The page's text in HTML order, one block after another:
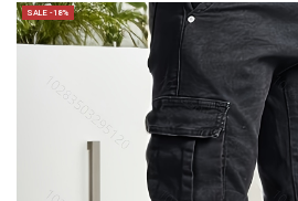
SALE -18%